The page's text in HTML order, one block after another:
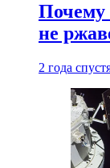
Почему
не
2 года